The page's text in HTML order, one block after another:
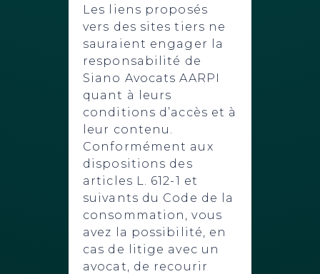
Les liens proposés
vers des sites tiers ne
sauraient engager la
responsabilité de
Siano Avocats AARPI
quant à leurs
conditions d’accès et à
leur contenu.
Conformément aux
dispositions des
articles L. 612-1 et
suivants du Code de la
consommation, vous
avez la possibilité, en
cas de litige avec un
avocat, de recourir